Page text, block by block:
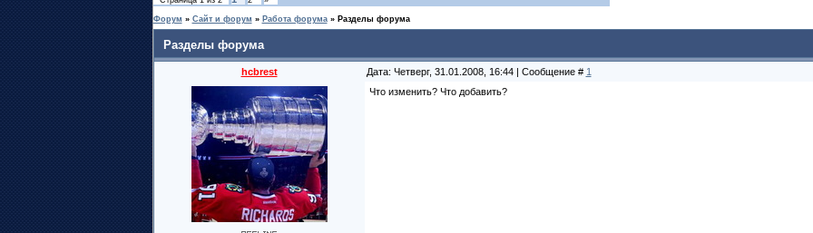
Форум » Сайт и форум » Работа форума » Разделы форума
Разделы форума
hcbrest Дата: Четверг, 31.01.2008, 16:44 | Сообщение # 1
Что изменить? Что добавить?